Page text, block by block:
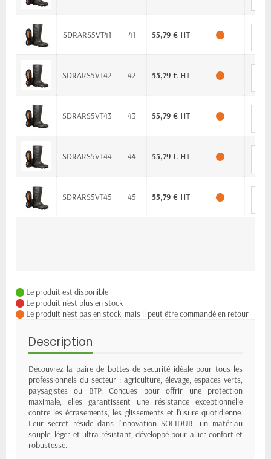
SDRARS5VT41 41 55,79 € HT
SDRARS5VT42 42 55,79 € HT
SDRARS5VT43 43 55,79 € HT
SDRARS5VT44 44 55,79 € HT
SDRARS5VT45 45 55,79 € HT
Le produit est disponible
Le produit n'est plus en stock
Le produit n'est pas en stock, mais il peut être commandé en retour
Description
Découvrez la paire de bottes de sécurité idéale pour tous les
professionnels du secteur : agriculture, élevage, espaces verts,
paysagistes ou BTP. Conçues pour offrir une protection
maximale, elles garantissent une résistance exceptionnelle
contre les écrasements, les glissements et l’usure quotidienne.
Leur secret réside dans l’innovation SOLIDUR, un matériau
souple, léger et ultra-résistant, développé pour allier confort et
robustesse.